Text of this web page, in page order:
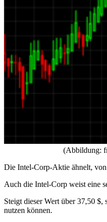
(Abbildung:
Die Intel-Corp-Aktie ähnelt,
Auch die Intel-Corp weist eine
Steigt dieser Wert über 37,50 $,
nutzen können.